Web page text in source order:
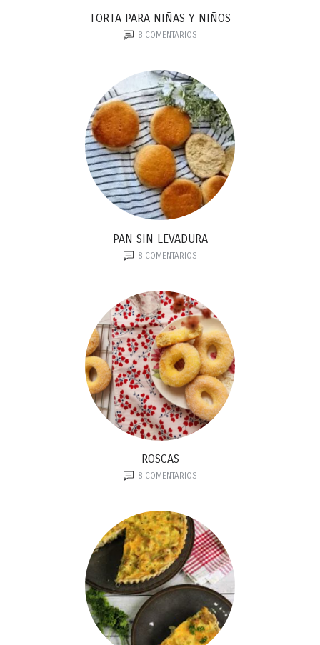
TORTA PARA NIÑAS Y NIÑOS
8COMENTARIOS
PAN SIN LEVADURA
8COMENTARIOS
ROSCAS
8COMENTARIOS